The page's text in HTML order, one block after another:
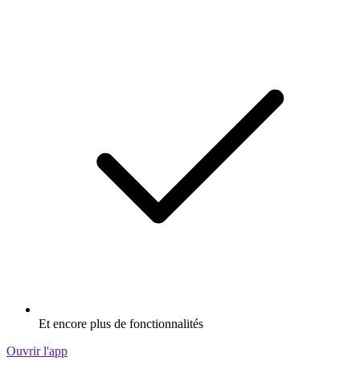
Et encore plus de fonctionnalités
Ouvrir l'app